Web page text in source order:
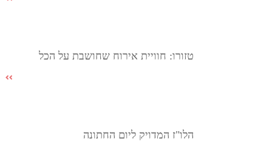
טזורו: חוויית אירוח שחושבת על הכל
הלו"ז המדויק ליום החתונה